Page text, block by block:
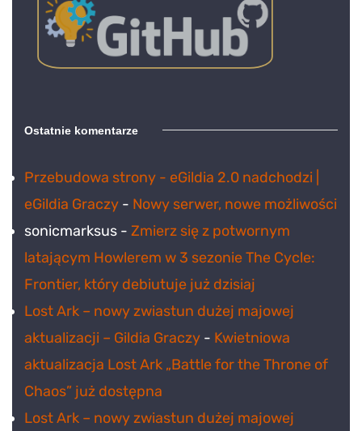
Ostatnie komentarze
Przebudowa strony - eGildia 2.0 nadchodzi |
eGildia Graczy - Nowy serwer, nowe możliwości
sonicmarksus - Zmierz się z potwornym
latającym Howlerem w 3 sezonie The Cycle:
Frontier, który debiutuje już dzisiaj
Lost Ark – nowy zwiastun dużej majowej
aktualizacji – Gildia Graczy - Kwietniowa
aktualizacja Lost Ark „Battle for the Throne of
Chaos” już dostępna
Lost Ark – nowy zwiastun dużej majowej